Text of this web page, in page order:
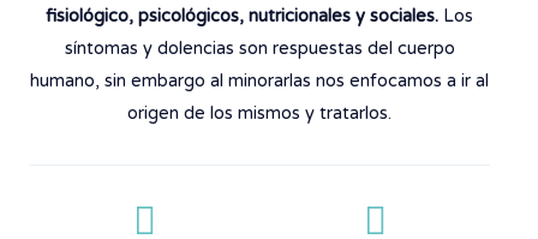
fisiológico, psicológicos, nutricionales y sociales. Los
síntomas y dolencias son respuestas del cuerpo
humano, sin embargo al minorarlas nos enfocamos a ir al
origen de los mismos y tratarlos.